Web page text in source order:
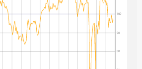
80
90
100